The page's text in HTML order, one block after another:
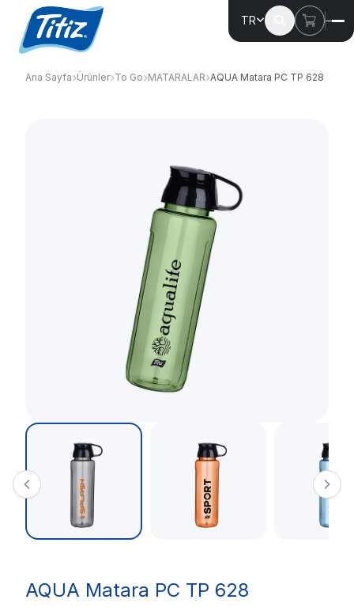
TR
Ana Sayfa Ürünler To Go MATARALAR AQUA Matara PC TP 628
AQUA Matara PC TP 628